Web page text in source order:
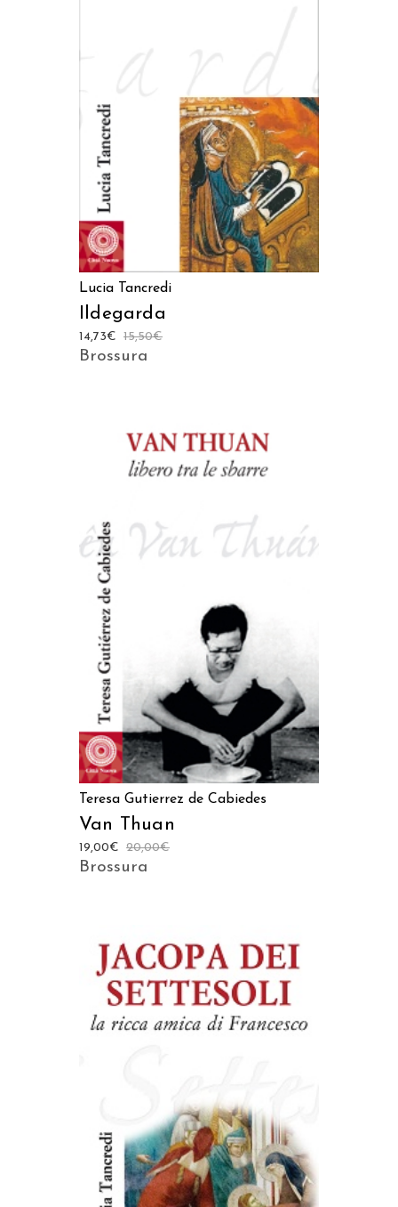
Lucia Tancredi
Ildegarda
15,50€
14,73€
Brossura
Teresa Gutierrez de Cabiedes
Van Thuan
20,00€
19,00€
Brossura
AGGIUNGI AL CARRELLO